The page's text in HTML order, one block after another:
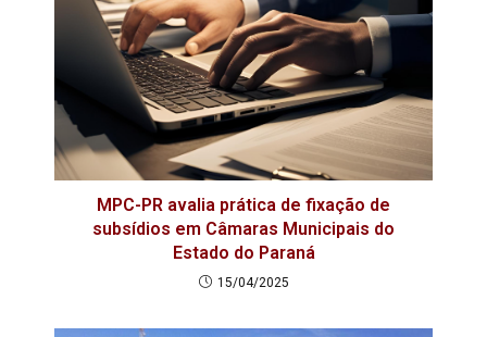
MPC-PR avalia prática de fixação de
subsídios em Câmaras Municipais do
Estado do Paraná
15/04/2025